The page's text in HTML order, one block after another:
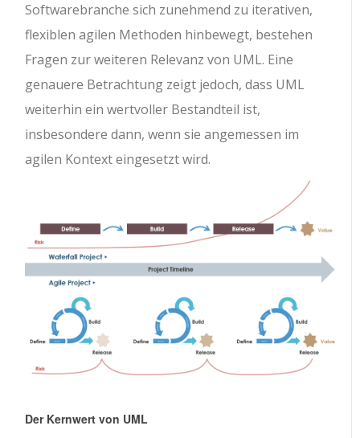
Softwarebranche sich zunehmend zu iterativen,
flexiblen agilen Methoden hinbewegt, bestehen
Fragen zur weiteren Relevanz von UML. Eine
genauere Betrachtung zeigt jedoch, dass UML
weiterhin ein wertvoller Bestandteil ist,
insbesondere dann, wenn sie angemessen im
agilen Kontext eingesetzt wird.
Der Kernwert von UML